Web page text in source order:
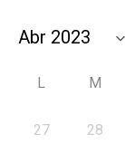
L M
27 28